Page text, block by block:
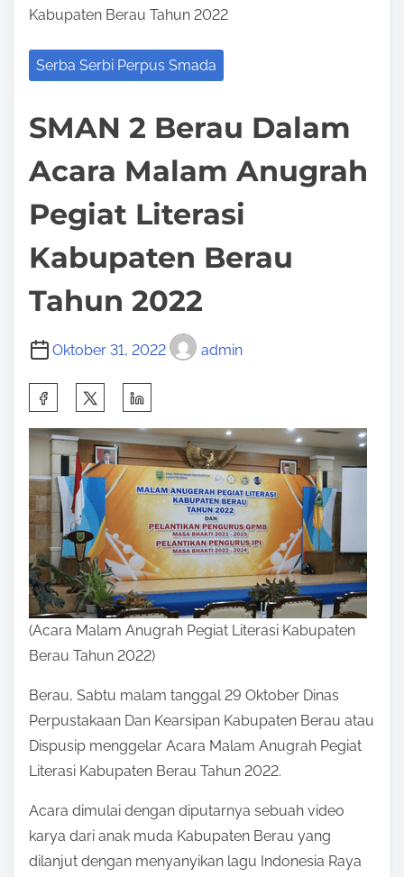
Kabupaten Berau Tahun 2022
Serba Serbi Perpus Smada
SMAN 2 Berau Dalam
Acara Malam Anugrah
Pegiat Literasi
Kabupaten Berau
Tahun 2022
Oktober 31, 2022 admin
a
r
e
t
i
s
p
o
t
o
n
:
(Acara Malam Anugrah Pegiat Literasi Kabupaten
Berau Tahun 2022)
Berau, Sabtu malam tanggal 29 Oktober Dinas
Perpustakaan Dan Kearsipan Kabupaten Berau atau
Dispusip menggelar Acara Malam Anugrah Pegiat
Literasi Kabupaten Berau Tahun 2022.
Acara dimulai dengan diputarnya sebuah video
karya dari anak muda Kabupaten Berau yang
dilanjut dengan menyanyikan lagu Indonesia Raya